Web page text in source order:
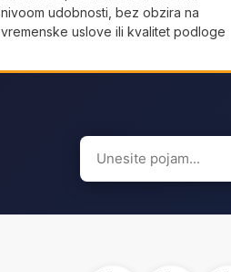
nivoom udobnosti, bez obzira na
vremenske uslove ili kvalitet podloge
Search
for: